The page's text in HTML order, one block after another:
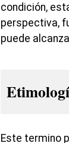
condición,
perspectiva,
puede
Este termino